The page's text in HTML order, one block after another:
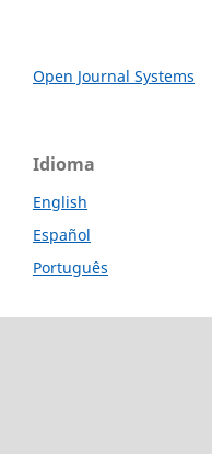
Open Journal Systems
Idioma
English
Español
Português